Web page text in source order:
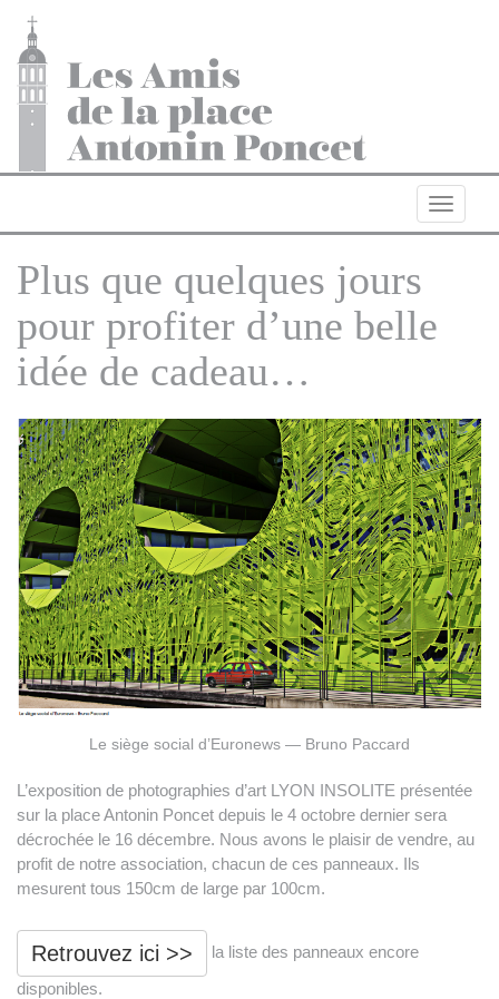
Plus que quelques jours
pour profiter d’une belle
idée de cadeau…
Le siège social d’Euronews — Bruno Paccard
L’exposition de photographies d’art LYON INSOLITE présentée
sur la place Antonin Poncet depuis le 4 octobre dernier sera
décrochée le 16 décembre. Nous avons le plaisir de vendre, au
profit de notre association, chacun de ces panneaux. Ils
mesurent tous 150cm de large par 100cm.
Retrouvez ici >>
la liste des panneaux encore
disponibles.